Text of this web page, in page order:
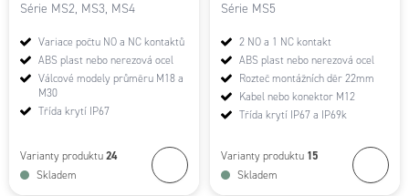
Série MS2, MS3, MS4
Variace počtu NO a NC kontaktů
ABS plast nebo nerezová ocel
Válcové modely průměru M18 a
M30
Třída krytí IP67
Varianty produktu 24
Skladem
Série MS5
2 NO a 1 NC kontakt
ABS plast nebo nerezová ocel
Rozteč montážních děr 22mm
Kabel nebo konektor M12
Třída krytí IP67 a IP69k
Varianty produktu 15
Skladem